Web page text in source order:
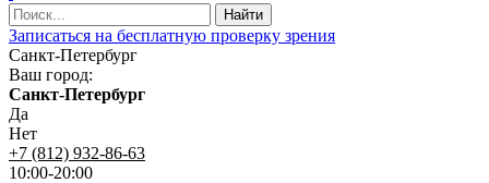
Записаться на бесплатную проверку зрения
Санкт-Петербург
Ваш город:
Санкт-Петербург
Да
Нет
+7 (812) 932-86-63
10:00-20:00